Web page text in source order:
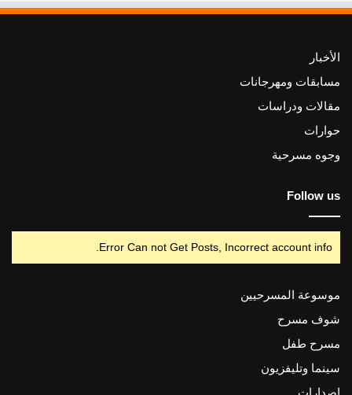
الأخبار
مسابقات ومهرجانات
مقالات ودراسات
حوارات
وجوه مسرحية
Follow us
Error Can not Get Posts, Incorrect account info.
موسوعة المسرحيين
شوف مسرح
مسرح طفل
سينما وتليفزيون
إصدارات